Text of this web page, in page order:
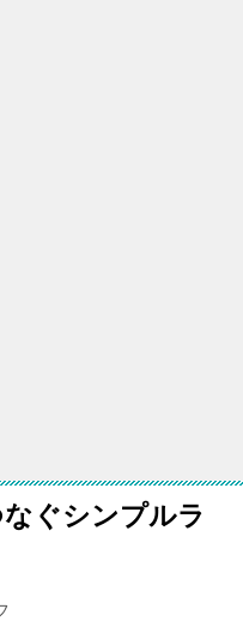
ぐシンプルラ